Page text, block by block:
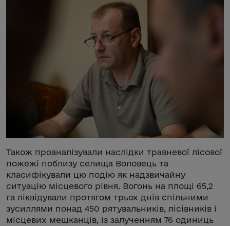
Також проаналізували наслідки травневої лісової
пожежі поблизу селища Воловець та
класифікували цю подію як надзвичайну
ситуацію місцевого рівня. Вогонь на площі 65,2
га ліквідували протягом трьох днів спільними
зусиллями понад 450 рятувальників, лісівників і
місцевих мешканців, із залученням 76 одиниць